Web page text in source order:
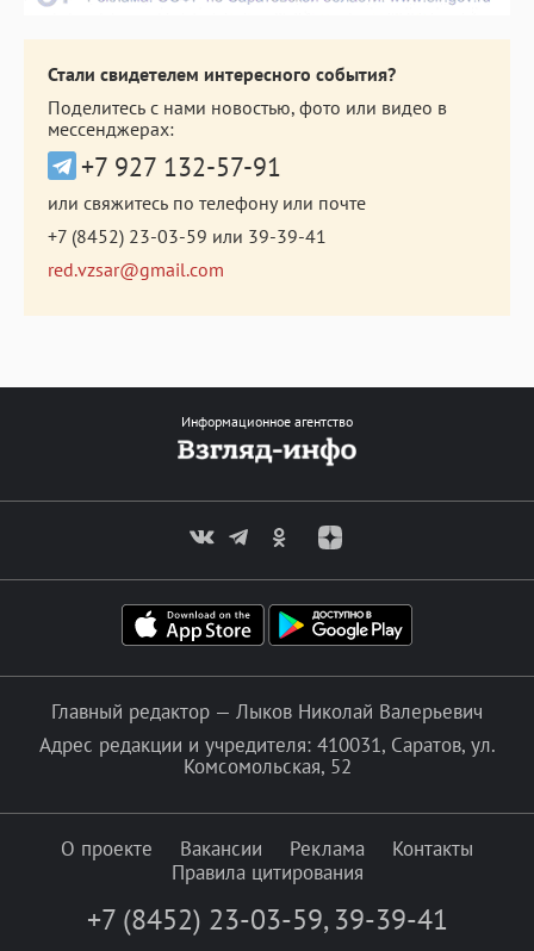
Стали свидетелем интересного события?
Поделитесь с нами новостью, фото или видео в
мессенджерах:
+7 927 132-57-91
или свяжитесь по телефону или почте
+7 (8452) 23-03-59 или 39-39-41
red.vzsar@gmail.com
Информационное агентство
Главный редактор — Лыков Николай Валерьевич
Адрес редакции и учредителя: 410031, Саратов, ул.
Комсомольская, 52
О проекте Вакансии Реклама
Контакты
Правила цитирования
+7 (8452) 23-03-59, 39-39-41